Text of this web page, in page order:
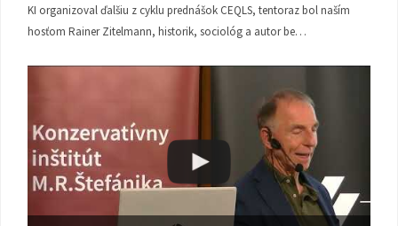
KI organizoval ďalšiu z cyklu prednášok CEQLS, tentoraz bol naším
hosťom Rainer Zitelmann, historik, sociológ a autor be…